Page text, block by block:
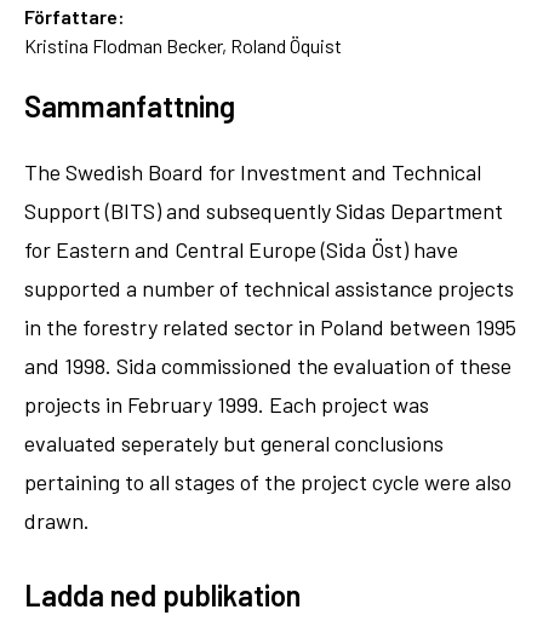
Författare:
Kristina Flodman Becker, Roland Öquist
Sammanfattning
The Swedish Board for Investment and Technical
Support (BITS) and subsequently Sidas Department
for Eastern and Central Europe (Sida Öst) have
supported a number of technical assistance projects
in the forestry related sector in Poland between 1995
and 1998. Sida commissioned the evaluation of these
projects in February 1999. Each project was
evaluated seperately but general conclusions
pertaining to all stages of the project cycle were also
drawn.
Ladda ned publikation